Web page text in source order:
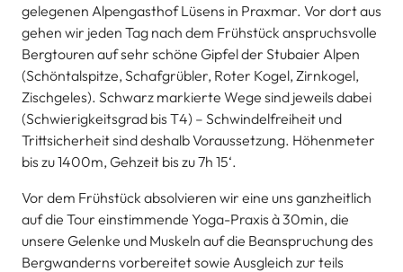
gelegenen Alpengasthof Lüsens in Praxmar. Vor dort aus
gehen wir jeden Tag nach dem Frühstück anspruchsvolle
Bergtouren auf sehr schöne Gipfel der Stubaier Alpen
(Schöntalspitze, Schafgrübler, Roter Kogel, Zirnkogel,
Zischgeles). Schwarz markierte Wege sind jeweils dabei
(Schwierigkeitsgrad bis T4) – Schwindelfreiheit und
Trittsicherheit sind deshalb Voraussetzung. Höhenmeter
bis zu 1400m, Gehzeit bis zu 7h 15‘.
Vor dem Frühstück absolvieren wir eine uns ganzheitlich
auf die Tour einstimmende Yoga-Praxis à 30min, die
unsere Gelenke und Muskeln auf die Beanspruchung des
Bergwanderns vorbereitet sowie Ausgleich zur teils